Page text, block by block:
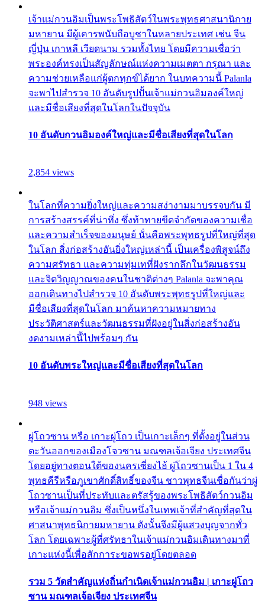
เจ้าแม่กวนอิมเป็นพระโพธิสัตว์ในพระพุทธศาสนานิกาย
มหายาน มีผู้เคารพนับถือบูชาในหลายประเทศ เช่น จีน
ญี่ปุ่น เกาหลี เวียดนาม รวมทั้งไทย โดยมีความเชื่อว่า
พระองค์ทรงเป็นสัญลักษณ์แห่งความเมตตา กรุณา และ
ความช่วยเหลือแก่ผู้ตกทุกข์ได้ยาก ในบทความนี้ Palanla
จะพาไปสำรวจ 10 อันดับรูปปั้นเจ้าแม่กวนอิมองค์ใหญ่
และมีชื่อเสียงที่สุดในโลกในปัจจุบัน
10 อันดับกวนอิมองค์ใหญ่และมีชื่อเสียงที่สุดในโลก
2,854 views
ในโลกที่ความยิ่งใหญ่และความสง่างามมาบรรจบกัน มี
การสร้างสรรค์ที่น่าทึ่ง ซึ่งท้าทายขีดจำกัดของความเชื่อ
และความสำเร็จของมนุษย์ นั่นคือพระพุทธรูปที่ใหญ่ที่สุด
ในโลก สิ่งก่อสร้างอันยิ่งใหญ่เหล่านี้ เป็นเครื่องพิสูจน์ถึง
ความศรัทธา และความทุ่มเทที่ฝังรากลึกในวัฒนธรรม
และจิตวิญญาณของคนในชาติต่างๆ Palanla จะพาคุณ
ออกเดินทางไปสำรวจ 10 อันดับพระพุทธรูปที่ใหญ่และ
มีชื่อเสียงที่สุดในโลก มาค้นหาความหมายทาง
ประวัติศาสตร์และวัฒนธรรมที่ฝังอยู่ในสิ่งก่อสร้างอัน
งดงามเหล่านี้ไปพร้อมๆ กัน
10 อันดับพระใหญ่และมีชื่อเสียงที่สุดในโลก
948 views
ผู่โถวซาน หรือ เกาะผู่โถว เป็นเกาะเล็กๆ ที่ตั้งอยู่ในส่วน
ตะวันออกของเมืองโจวซาน มณฑลเจ้อเจียง ประเทศจีน
โดยอยู่ทางตอนใต้ของนครเซี่ยงไฮ้ ผู่โถวซานเป็น 1 ใน 4
พุทธคีรีหรือภูเขาศักดิ์สิทธิ์ของจีน ชาวพุทธจีนเชื่อกันว่าผู่
โถวซานเป็นที่ประทับและตรัสรู้ของพระโพธิสัตว์กวนอิม
หรือเจ้าแม่กวนอิม ซึ่งเป็นหนึ่งในเทพเจ้าที่สำคัญที่สุดใน
ศาสนาพุทธนิกายมหายาน ดังนั้นจึงมีผู้แสวงบุญจากทั่ว
โลก โดยเฉพาะผู้ที่ศรัทธาในเจ้าแม่กวนอิมเดินทางมาที่
เกาะแห่งนี้เพื่อสักการะขอพรอยู่โดยตลอด
รวม 5 วัดสำคัญแห่งถิ่นกำเนิดเจ้าแม่กวนอิม | เกาะผู่โถว
ซาน มณฑลเจ้อเจียง ประเทศจีน